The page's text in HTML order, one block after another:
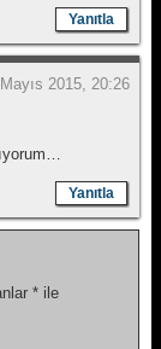
Yanıtla
2015, 20:26
Yanıtla
* ile